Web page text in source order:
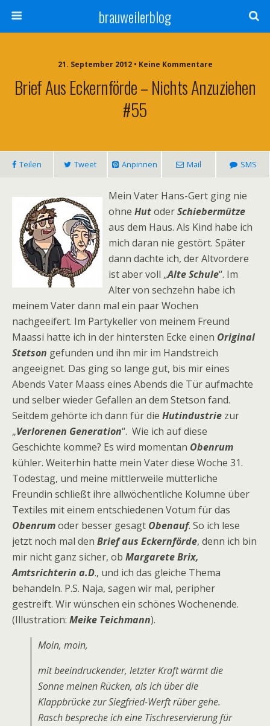
brauweilerblog
21. September 2012 • Keine Kommentare
Brief Aus Eckernförde – Nichts Anzuziehen
#55
Teilen Tweet Anpinnen Mail SMS
Mein Vater Hans-Gert ging nie
ohne HutoderSchiebermütze
aus dem Haus. Als Kind habe ich
mich daran nie gestört. Später
dann dachte ich, der Altvordere
ist aber voll „Alte Schule“. Im
Alter von sechzehn habe ich
meinem Vater dann mal ein paar Wochen
nachgeeifert. Im Partykeller von meinem Freund
Maassi hatte ich in der hintersten Ecke einen Original
Stetson gefunden und ihn mir im Handstreich
angeeignet. Das ging so lange gut, bis mir eines
Abends Vater Maass eines Abends die Tür aufmachte
und selber wieder Gefallen an dem Stetson fand.
Seitdem gehörte ich dann für die Hutindustrie zur
„Verlorenen Generation“. Wie ich auf diese
Geschichte komme? Es wird momentan Obenrum
kühler. Weiterhin hatte mein Vater diese Woche 31.
Todestag, und meine mittlerweile mütterliche
Freundin schließt ihre allwöchentliche Kolumne über
Textiles mit einem entschiedenen Votum für das
Obenrumoder besser gesagt Obenauf. So ich lese
jetzt noch mal den Brief aus Eckernförde, denn ich bin
mir nicht ganz sicher, ob Margarete Brix,
Amtsrichterin a.D., und ich das gleiche Thema
behandeln. P.S. Naja, sagen wir mal, peripher
gestreift. Wir wünschen ein schönes Wochenende.
(Illustration: Meike Teichmann).
Moin, moin,
mit beeindruckender, letzter Kraft wärmt die
Sonne meinen Rücken, als ich über die
Klappbrücke zur Siegfried-Werft rüber gehe.
Rasch bespreche ich eine Tischreservierung für